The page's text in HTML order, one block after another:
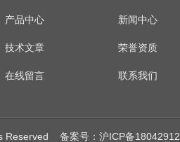
产品中心 新闻中心
技术文章 荣誉资质
在线留言 联系我们
Reserved 备案号：沪ICP备18042912